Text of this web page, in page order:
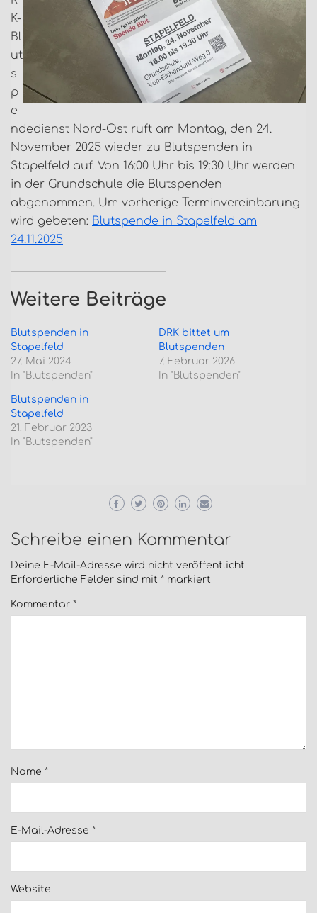
K-
Bl
ut
s
p
e
ndedienst Nord-Ost ruft am Montag, den 24.
November 2025 wieder zu Blutspenden in
Stapelfeld auf. Von 16:00 Uhr bis 19:30 Uhr werden
in der Grundschule die Blutspenden
abgenommen. Um vorherige Terminvereinbarung
wird gebeten: Blutspende in Stapelfeld am
24.11.2025
Weitere Beiträge
Blutspenden in
Stapelfeld
27. Mai 2024
In "Blutspenden"
DRK bittet um
Blutspenden
7. Februar 2026
In "Blutspenden"
Blutspenden in
Stapelfeld
21. Februar 2023
In "Blutspenden"
Schreibe einen Kommentar
Deine E-Mail-Adresse wird nicht veröffentlicht.
Erforderliche Felder sind mit * markiert
Kommentar *
Name *
E-Mail-Adresse *
Website